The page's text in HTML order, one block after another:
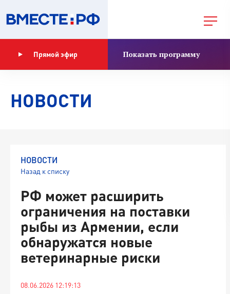
Прямой эфир Показать программу
НОВОСТИ
НОВОСТИ
Назад к списку
РФ может расширить
ограничения на поставки
рыбы из Армении, если
обнаружатся новые
ветеринарные риски
08.06.2026 12:19:13